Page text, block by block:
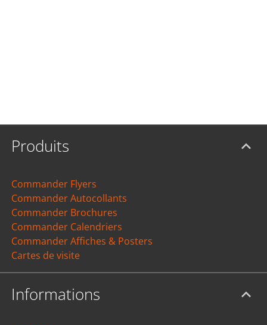
Produits
Commander Flyers
Commander Autocollants
Commander Brochures
Commander Calendriers
Commander Affiches & Posters
Cartes de visite
Informations